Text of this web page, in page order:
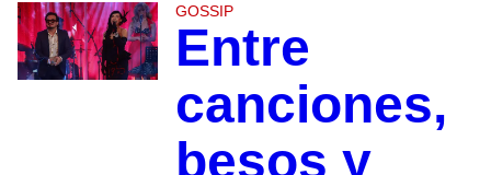
GOSSIP
Entre
canciones,
besos y